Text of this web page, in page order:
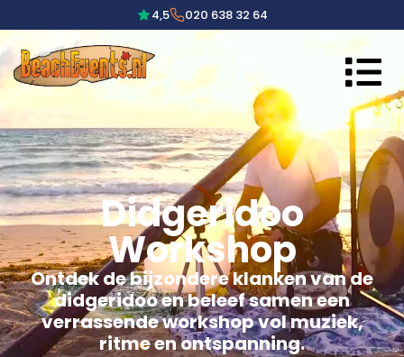
4,5 020 638 32 64
Didgeridoo
Workshop
Ontdek de bijzondere klanken van de
didgeridoo en beleef samen een
verrassende workshop vol muziek,
ritme en ontspanning.